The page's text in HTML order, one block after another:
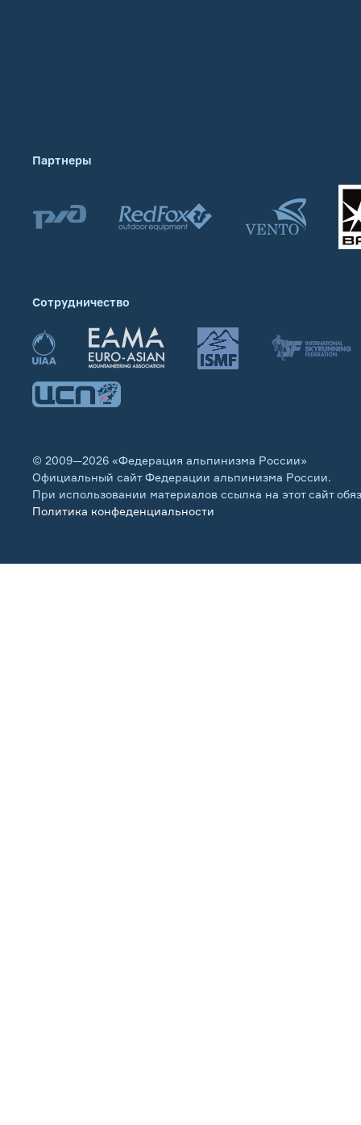
Партнеры
Сотрудничество
© 2009—2026 «Федерация альпинизма России»
Официальный сайт Федерации альпинизма России.
При использовании материалов ссылка на этот сайт
Политика конфеденциальности